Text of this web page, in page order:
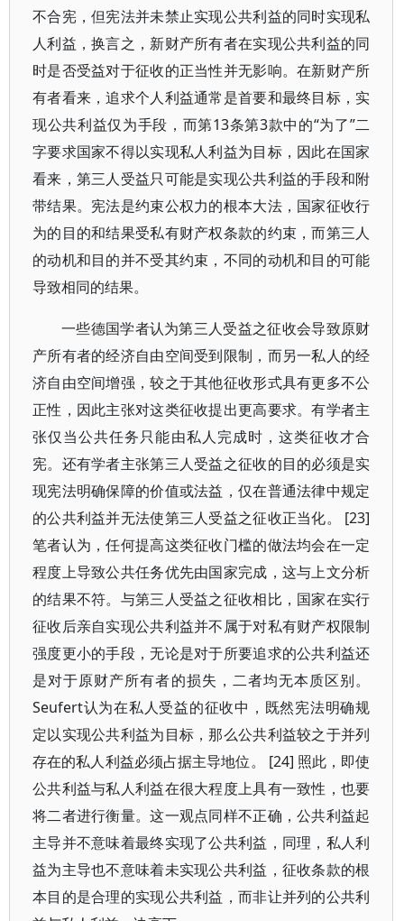
不合宪，但宪法并未禁止实现公共利益的同时实现私
人利益，换言之，新财产所有者在实现公共利益的同
时是否受益对于征收的正当性并无影响。在新财产所
有者看来，追求个人利益通常是首要和最终目标，实
现公共利益仅为手段，而第13条第3款中的“为了”二
字要求国家不得以实现私人利益为目标，因此在国家
看来，第三人受益只可能是实现公共利益的手段和附
带结果。宪法是约束公权力的根本大法，国家征收行
为的目的和结果受私有财产权条款的约束，而第三人
的动机和目的并不受其约束，不同的动机和目的可能
导致相同的结果。
一些德国学者认为第三人受益之征收会导致原财
产所有者的经济自由空间受到限制，而另一私人的经
济自由空间增强，较之于其他征收形式具有更多不公
正性，因此主张对这类征收提出更高要求。有学者主
张仅当公共任务只能由私人完成时，这类征收才合
宪。还有学者主张第三人受益之征收的目的必须是实
现宪法明确保障的价值或法益，仅在普通法律中规定
的公共利益并无法使第三人受益之征收正当化。 [23]
笔者认为，任何提高这类征收门槛的做法均会在一定
程度上导致公共任务优先由国家完成，这与上文分析
的结果不符。与第三人受益之征收相比，国家在实行
征收后亲自实现公共利益并不属于对私有财产权限制
强度更小的手段，无论是对于所要追求的公共利益还
是对于原财产所有者的损失，二者均无本质区别。
Seufert认为在私人受益的征收中，既然宪法明确规
定以实现公共利益为目标，那么公共利益较之于并列
存在的私人利益必须占据主导地位。 [24] 照此，即使
公共利益与私人利益在很大程度上具有一致性，也要
将二者进行衡量。这一观点同样不正确，公共利益起
主导并不意味着最终实现了公共利益，同理，私人利
益为主导也不意味着未实现公共利益，征收条款的根
本目的是合理的实现公共利益，而非让并列的公共利